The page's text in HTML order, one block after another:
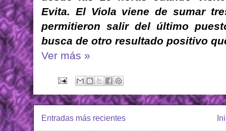
Evita. El Viola viene de sumar
permitieron salir del último
busca de otro resultado positivo
Ver más »
Entradas más recientes